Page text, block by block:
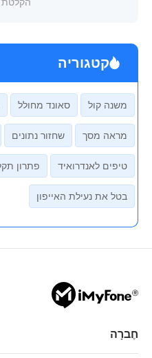
קטגוריה
משנה קול סאונד מחולל
מראה מסך שחזור נתונים
טיפים לאנדרואיד פתרון
בטל את נעילת האייפון
חֶברָה